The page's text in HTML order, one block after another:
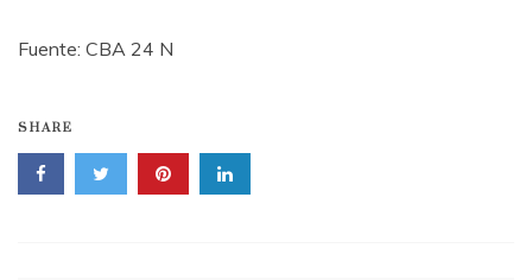
Fuente: CBA 24 N
SHARE